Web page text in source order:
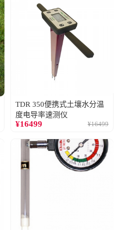
TDR 350便携式土壤水分温
度电导率速测仪
¥16499 ¥16499